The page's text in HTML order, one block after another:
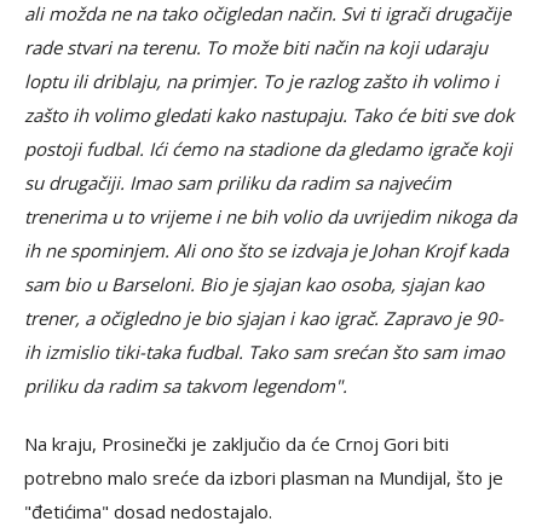
ali možda ne na tako očigledan način. Svi ti igrači drugačije
rade stvari na terenu. To može biti način na koji udaraju
loptu ili driblaju, na primjer. To je razlog zašto ih volimo i
zašto ih volimo gledati kako nastupaju. Tako će biti sve dok
postoji fudbal. Ići ćemo na stadione da gledamo igrače koji
su drugačiji. Imao sam priliku da radim sa najvećim
trenerima u to vrijeme i ne bih volio da uvrijedim nikoga da
ih ne spominjem. Ali ono što se izdvaja je Johan Krojf kada
sam bio u Barseloni. Bio je sjajan kao osoba, sjajan kao
trener, a očigledno je bio sjajan i kao igrač. Zapravo je 90-
ih izmislio tiki-taka fudbal. Tako sam srećan što sam imao
priliku da radim sa takvom legendom".
Na kraju, Prosinečki je zaključio da će Crnoj Gori biti
potrebno malo sreće da izbori plasman na Mundijal, što je
"đetićima" dosad nedostajalo.